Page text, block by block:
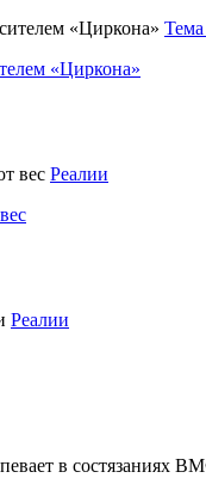
«Циркона»
Реалии
Реалии